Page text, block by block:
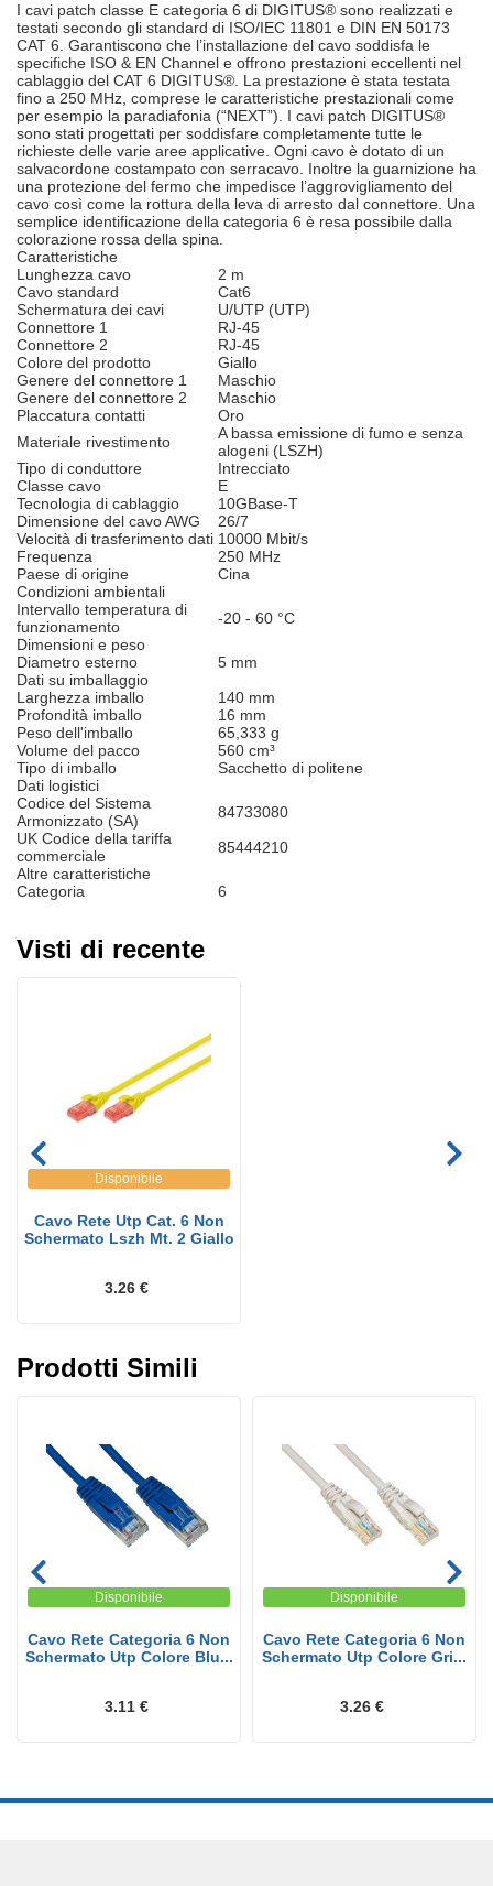
I cavi patch classe E categoria 6 di DIGITUS® sono realizzati e
testati secondo gli standard di ISO/IEC 11801 e DIN EN 50173
CAT 6. Garantiscono che l’installazione del cavo soddisfa le
specifiche ISO & EN Channel e offrono prestazioni eccellenti nel
cablaggio del CAT 6 DIGITUS®. La prestazione è stata testata
fino a 250 MHz, comprese le caratteristiche prestazionali come
per esempio la paradiafonia (“NEXT”). I cavi patch DIGITUS®
sono stati progettati per soddisfare completamente tutte le
richieste delle varie aree applicative. Ogni cavo è dotato di un
salvacordone costampato con serracavo. Inoltre la guarnizione ha
una protezione del fermo che impedisce l’aggrovigliamento del
cavo così come la rottura della leva di arresto dal connettore. Una
semplice identificazione della categoria 6 è resa possibile dalla
colorazione rossa della spina.
Caratteristiche
Lunghezza cavo
2 m
Cavo standard
Cat6
Schermatura dei cavi
U/UTP (UTP)
Connettore 1
RJ-45
Connettore 2
RJ-45
Colore del prodotto
Giallo
Genere del connettore 1
Maschio
Genere del connettore 2
Maschio
Placcatura contatti
Oro
Materiale rivestimento
A bassa emissione di fumo e senza
alogeni (LSZH)
Tipo di conduttore
Intrecciato
Classe cavo
E
Tecnologia di cablaggio
10GBase-T
Dimensione del cavo AWG
26/7
Velocità di trasferimento dati 10000 Mbit/s
Frequenza
250 MHz
Paese di origine
Cina
Condizioni ambientali
Intervallo temperatura di
funzionamento
-20 - 60 °C
Dimensioni e peso
Diametro esterno
5 mm
Dati su imballaggio
Larghezza imballo
140 mm
Profondità imballo
16 mm
Peso dell'imballo
65,333 g
Volume del pacco
560 cm³
Tipo di imballo
Sacchetto di politene
Dati logistici
Codice del Sistema
Armonizzato (SA)
84733080
UK Codice della tariffa
commerciale
85444210
Altre caratteristiche
Categoria
6
Visti di recente
Disponibile
Cavo Rete Utp Cat. 6 Non
Schermato Lszh Mt. 2 Giallo
3.26 €
Prodotti Simili
Disponibile
Cavo Rete Categoria 6 Non
Schermato Utp Colore Blu...
3.11 €
Disponibile
Cavo Rete Categoria 6 Non
Schermato Utp Colore Gri...
3.26 €